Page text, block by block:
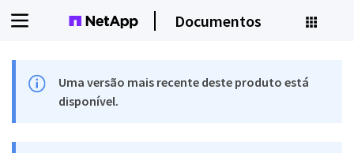
Documentos
Uma versão mais recente deste produto está
disponível.